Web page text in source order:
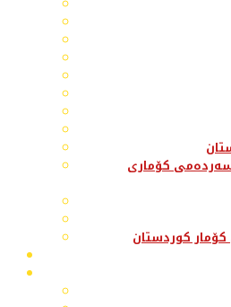
سەردەمی کۆماری
کۆمار کوردستان